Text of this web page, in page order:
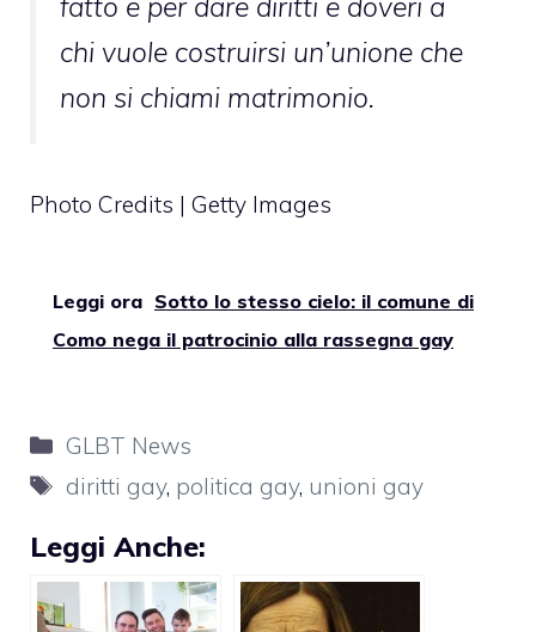
chi vuole costruirsi un’unione che
non si chiami matrimonio.
Photo Credits | Getty Images
Leggi ora Sotto lo stesso cielo: il comune di
Como nega il patrocinio alla rassegna gay
Categorie
GLBT News
Tag
diritti gay, politica gay, unioni gay
Leggi Anche: